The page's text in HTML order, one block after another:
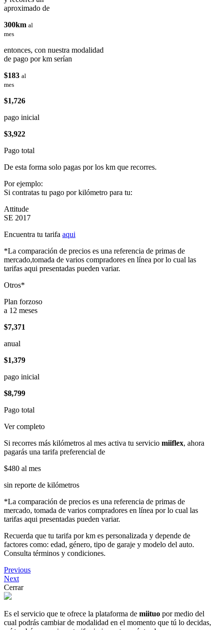
aproximado de
300km al
mes
entonces, con nuestra modalidad
de pago por km serían
$183 al
mes
$1,726
pago inicial
$3,922
Pago total
De esta forma solo pagas por los km que recorres.
Por ejemplo:
Si contratas tu pago por kilómetro para tu:
Attitude
SE 2017
Encuentra tu tarifa aqui
*La comparación de precios es una referencia de primas de
mercado,tomada de varios compradores en línea por lo cual las
tarifas aqui presentadas pueden variar.
Otros*
Plan forzoso
a 12 meses
$7,371
anual
$1,379
pago inicial
$8,799
Pago total
Ver completo
Si recorres más kilómetros al mes activa tu servicio miiflex, ahora
pagarás una tarifa preferencial de
$480 al mes
sin reporte de kilómetros
*La comparación de precios es una referencia de primas de
mercado, tomada de varios compradores en línea por lo cual las
tarifas aqui presentadas pueden variar.
Recuerda que tu tarifa por km es personalizada y depende de
factores como: edad, género, tipo de garaje y modelo del auto.
Consulta términos y condiciones.
Previous
Next
Cerrar
Es el servicio que te ofrece la plataforma de miituo por medio del
cual podrás cambiar de modalidad en el momento que tú lo decidas,